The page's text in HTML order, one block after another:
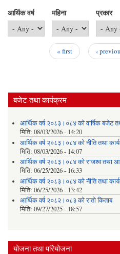
आर्थिक वर्ष महिना प्रकार
« first ‹
बजेट तथा कार्यक्रम
आर्थिक वर्ष २०८३।०८४ को वार्षिक बजेट
मिति: 08/03/2026 - 14:20
आर्थिक वर्ष २०८३।०८४ को नीति तथा
मिति: 08/03/2026 - 14:07
आर्थिक वर्ष २०८३।०८४ को राजश्व तथा
मिति: 06/25/2026 - 16:33
आर्थिक वर्ष २०८३।०८४ को नीति तथा
मिति: 06/25/2026 - 13:42
आर्थिक वर्ष २०८२।०८३ को रातो किताब
मिति: 09/27/2025 - 18:57
योजना तथा परियोजना